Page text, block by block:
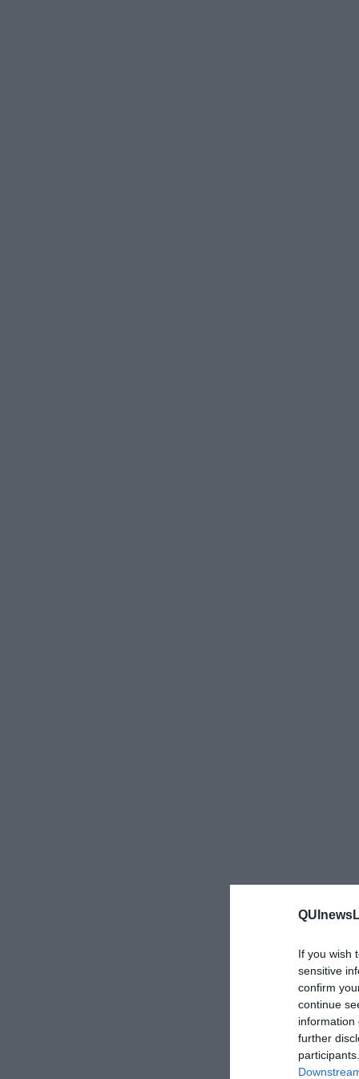
If you wish
sensitive
confirm
continue
information
further